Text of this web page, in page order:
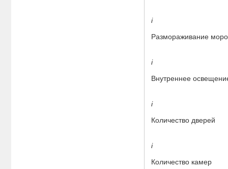
i
Размораживание
i
Внутреннее
i
Количество дверей
i
Количество камер